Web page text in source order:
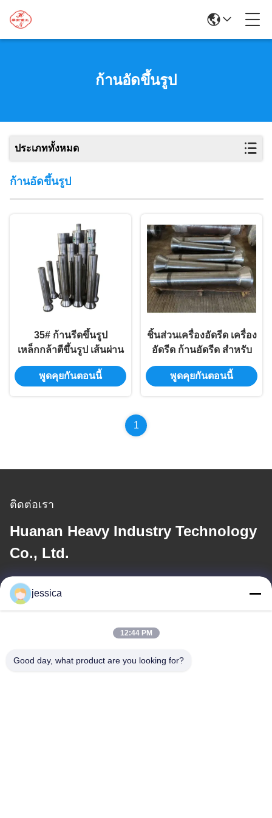
ก้านอัดขึ้นรูป
ประเภททั้งหมด
ก้านอัดขึ้นรูป
35# ก้านรีดขึ้นรูป
เหล็กกล้าตีขึ้นรูป เส้นผ่าน
ศูนย์กลางและความยาว
ตามสั่ง
พูดคุยกันตอนนี้
ชิ้นส่วนเครื่องอัดรีด เครื่อง
อัดรีด ก้านอัดรีด สำหรับ
ขาย
พูดคุยกันตอนนี้
1
ติดต่อเรา
Huanan Heavy Industry Technology
Co., Ltd.
อีเมล
jessica@huananmachine.com
ที่อยู่ของเรา
jessica
12:44 PM
Good day, what product are you looking for?